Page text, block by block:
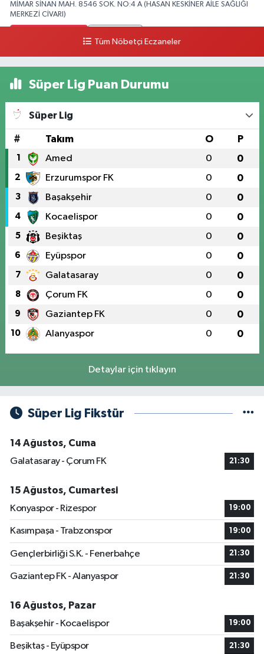
MİMAR SİNAN MAH. 8546 SOK. NO:4 A (HASAN KESKİNER AİLE SAĞLIĞI
MERKEZİ CİVARI)
Tüm Nöbetçi Eczaneler
Süper Lig Puan Durumu
Süper Lig
# Takım O P
1 Amed 0 0
2 Erzurumspor FK 0 0
3 Başakşehir 0 0
4 Kocaelispor 0 0
5 Beşiktaş 0 0
6 Eyüpspor 0 0
7 Galatasaray 0 0
8 Çorum FK 0 0
9 Gaziantep FK 0 0
10 Alanyaspor 0 0
Detaylar için tıklayın
Süper Lig Fikstür
14 Ağustos, Cuma
Galatasaray - Çorum FK
21:30
15 Ağustos, Cumartesi
Konyaspor - Rizespor
19:00
Kasımpaşa - Trabzonspor 19:00
Gençlerbirliği S.K. - Fenerbahçe 21:30
Gaziantep FK - Alanyaspor 21:30
16 Ağustos, Pazar
Başakşehir - Kocaelispor
19:00
Beşiktaş - Eyüpspor 21:30